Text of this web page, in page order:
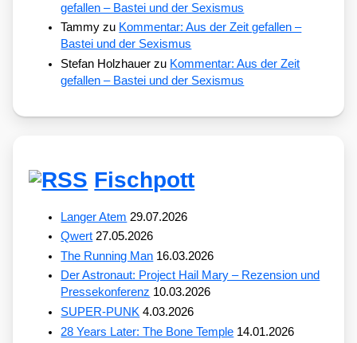
gefallen – Bastei und der Sexismus
Tammy zu Kommentar: Aus der Zeit gefallen –
Bastei und der Sexismus
Stefan Holzhauer zu Kommentar: Aus der Zeit
gefallen – Bastei und der Sexismus
Fischpott
Langer Atem 29.07.2026
Qwert 27.05.2026
The Running Man 16.03.2026
Der Astronaut: Project Hail Mary – Rezension und
Pressekonferenz 10.03.2026
SUPER-PUNK 4.03.2026
28 Years Later: The Bone Temple 14.01.2026